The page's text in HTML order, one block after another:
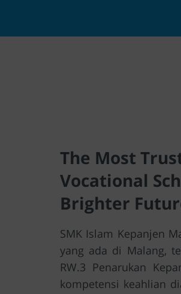
The Most
Vocational
Brighter
SMK Islam Kepanjen
yang ada di Malang,
RW.3 Penarukan
kompetensi keahlian